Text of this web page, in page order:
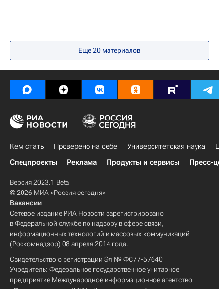
Еще 20 материалов
Кем стать Проверено на себе Университетская наука
Спецпроекты
Реклама Продукты и сервисы Пресс-
Версия 2023.1 Beta
© 2026 МИА «Россия сегодня»
Вакансии
Сетевое издание РИА Новости зарегистрировано
в Федеральной службе по надзору в сфере связи,
информационных технологий и массовых коммуникаций
(Роскомнадзор) 08 апреля 2014 года.
Свидетельство о регистрации Эл № ФС77-57640
Учредитель: Федеральное государственное унитарное
предприятие Международное информационное агентство